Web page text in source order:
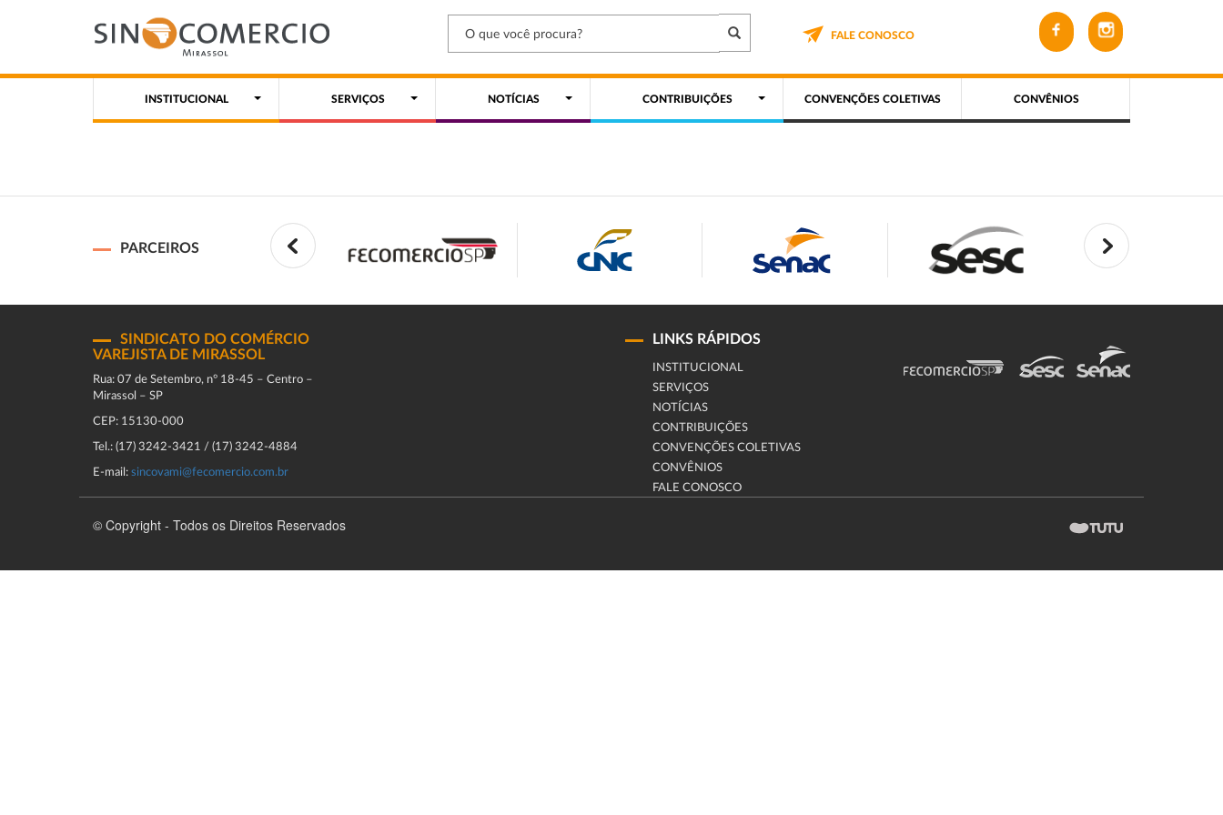
FALE CONOSCO
INSTITUCIONAL SERVIÇOS NOTÍCIAS CONTRIBUIÇÕES CONVENÇÕES COLETIVAS CONVÊNIOS
PARCEIROS
SINDICATO DO COMÉRCIO
VAREJISTA DE MIRASSOL
Rua: 07 de Setembro, n° 18-45 – Centro –
Mirassol – SP
CEP: 15130-000
Tel.: (17) 3242-3421 / (17) 3242-4884
E-mail: sincovami@fecomercio.com.br
LINKS RÁPIDOS
INSTITUCIONAL
SERVIÇOS
NOTÍCIAS
CONTRIBUIÇÕES
CONVENÇÕES COLETIVAS
CONVÊNIOS
FALE CONOSCO
© Copyright - Todos os Direitos Reservados